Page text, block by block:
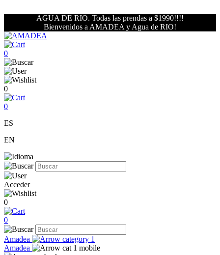
AGUA DE RIO. Todas las prendas a $1990!!!!
Bienvenidos a AMADEA y Agua de RIO!
0
0
0
ES
EN
Acceder
0
0
Amadea
Amadea